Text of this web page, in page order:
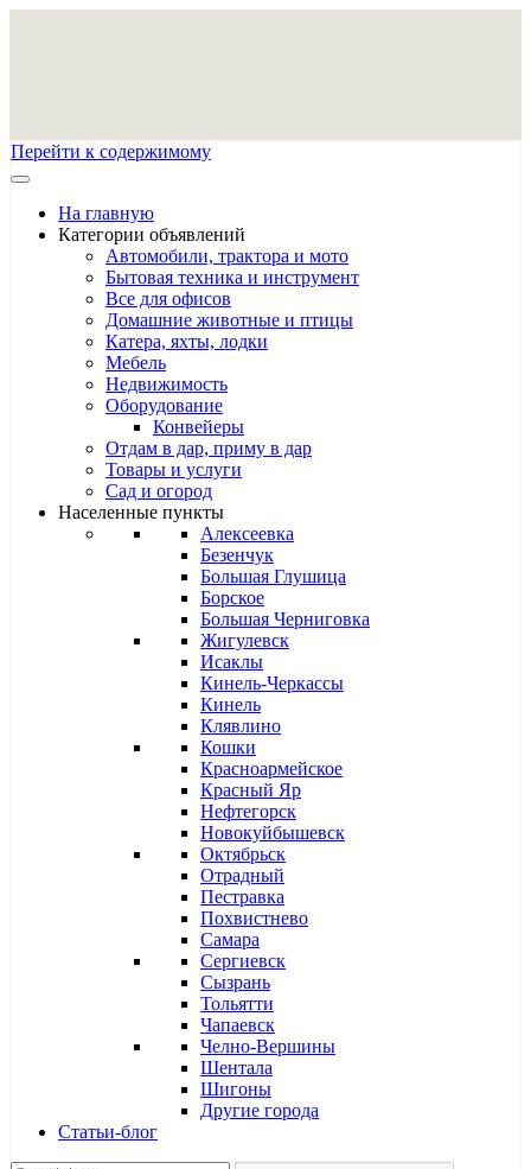
Перейти к содержимому
На главную
Категории объявлений
Автомобили, трактора и мото
Бытовая техника и инструмент
Все для офисов
Домашние животные и птицы
Катера, яхты, лодки
Мебель
Недвижимость
Оборудование
Конвейеры
Отдам в дар, приму в дар
Товары и услуги
Сад и огород
Населенные пункты
Алексеевка
Безенчук
Большая Глушица
Борское
Большая Черниговка
Жигулевск
Исаклы
Кинель-Черкассы
Кинель
Клявлино
Кошки
Красноармейское
Красный Яр
Нефтегорск
Новокуйбышевск
Октябрьск
Отрадный
Пестравка
Похвистнево
Самара
Сергиевск
Сызрань
Тольятти
Чапаевск
Челно-Вершины
Шентала
Шигоны
Другие города
Статьи-блог